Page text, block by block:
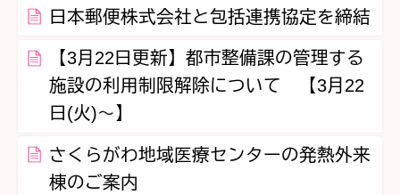
日本郵便株式会社と包括連携協定を締結
【3月22日更新】都市整備課の管理する
施設の利用制限解除について 【3月22
日(火)～】
さくらがわ地域医療センターの発熱外来
棟のご案内